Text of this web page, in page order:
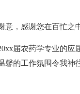
，感谢您在百忙之
届农药学专业的应
馨的工作氛围令我神